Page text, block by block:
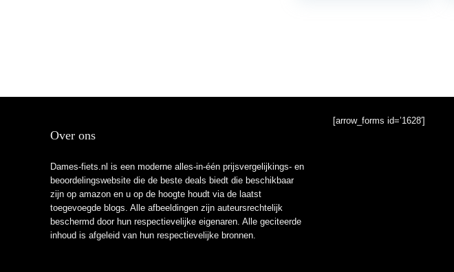
Over ons
Dames-fiets.nl is een moderne alles-in-één prijsvergelijkings- en
beoordelingswebsite die de beste deals biedt die beschikbaar
zijn op amazon en u op de hoogte houdt via de laatst
toegevoegde blogs. Alle afbeeldingen zijn auteursrechtelijk
beschermd door hun respectievelijke eigenaren. Alle geciteerde
inhoud is afgeleid van hun respectievelijke bronnen.
[arrow_forms id=’1628′]